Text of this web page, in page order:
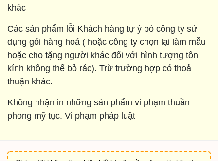
khác
Các sản phẩm lỗi Khách hàng tự ý bỏ công ty sử
dụng gói hàng hoá ( hoặc công ty chọn lại làm mẫu
hoặc cho tặng người khác đối với hình tượng tôn
kính không thể bỏ rác). Trừ trường hợp có thoả
thuận khác.
Không nhận in những sản phẩm vi phạm thuần
phong mỹ tục. Vi phạm pháp luật